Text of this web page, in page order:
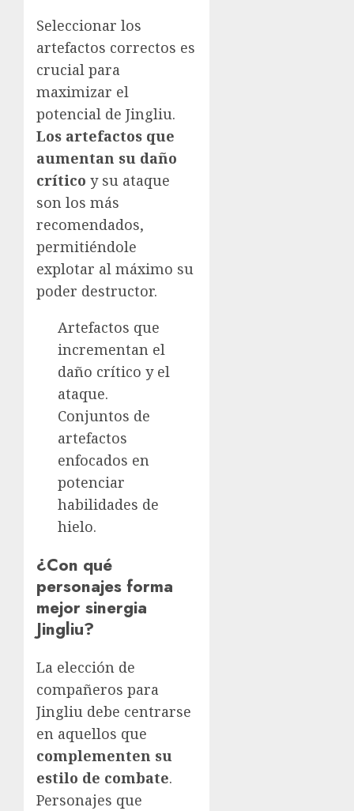
Seleccionar los
artefactos correctos es
crucial para
maximizar el
potencial de Jingliu.
Los artefactos que
aumentan su daño
crítico y su ataque
son los más
recomendados,
permitiéndole
explotar al máximo su
poder destructor.
Artefactos que
incrementan el
daño crítico y el
ataque.
Conjuntos de
artefactos
enfocados en
potenciar
habilidades de
hielo.
¿Con qué
personajes forma
mejor sinergia
Jingliu?
La elección de
compañeros para
Jingliu debe centrarse
en aquellos que
complementen su
estilo de combate.
Personajes que